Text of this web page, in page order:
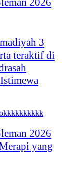
3
teraktif di
2026
yang